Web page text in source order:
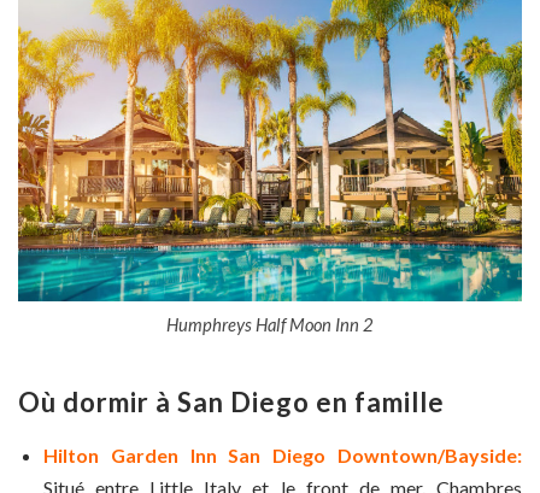
Humphreys Half Moon Inn 2
Où dormir à San Diego en famille
Hilton Garden Inn San Diego Downtown/Bayside:
Situé entre Little Italy et le front de mer. Chambres